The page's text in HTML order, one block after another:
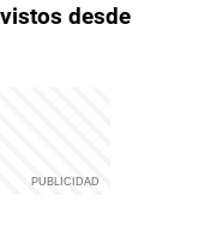
desde